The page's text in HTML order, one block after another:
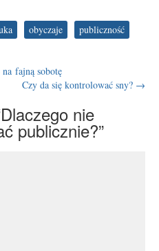
obyczaje publiczność
fajną sobotę
Czy da się kontrolować sny? →
nie
publicznie?”